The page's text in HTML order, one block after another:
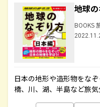
地球
BOOKS
日本の地形や造形物をな
橋、川、湖、半島など旅